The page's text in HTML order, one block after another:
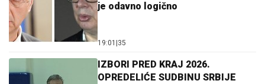
je odavno logično
19:01 35
IZBORI PRED KRAJ 2026.
OPREDELIĆE SUDBINU SRBIJE